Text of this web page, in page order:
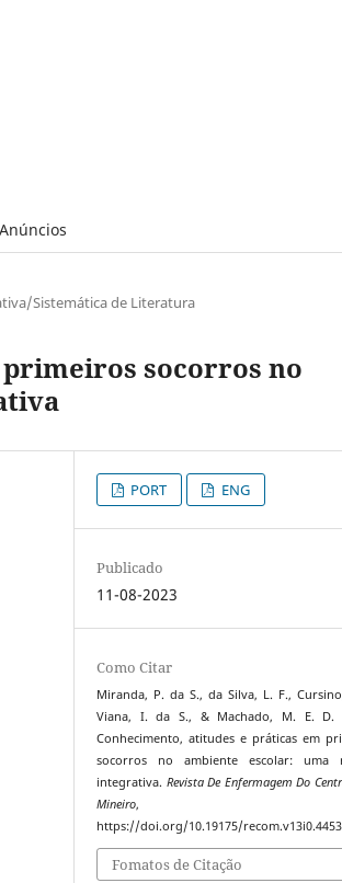
Anúncios
Sistemática de Literatura
socorros no
PORT ENG
Publicado
11-08-2023
Como Citar
Miranda, P. da S., da Silva, L. F.,
Viana, I. da S., & Machado, M. E. D.
Conhecimento, atitudes e práticas em
socorros no ambiente escolar: uma
integrativa. Revista De Enfermagem Do
Mineiro
https://doi.org/10.19175/recom.v13i0.4453
Fomatos de Citação